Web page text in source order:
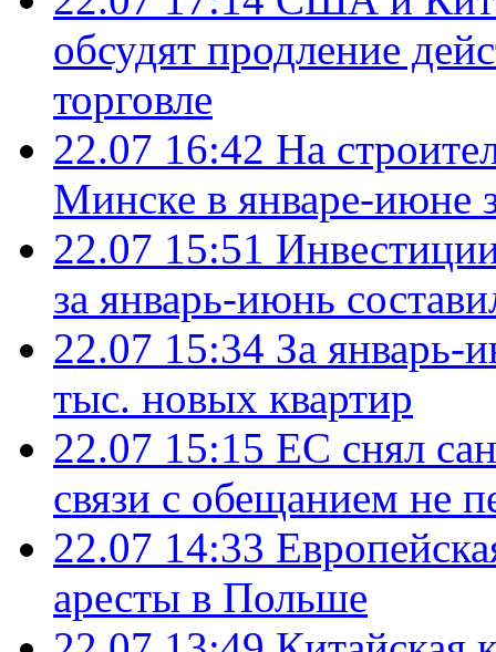
обсудят продление
торговле
22.07 16:42 На
Минске в январе-июне
22.07 15:51
за январь-июнь
22.07 15:34 За январь-
тыс. новых квартир
22.07 15:15 ЕС снял
связи с обещанием не
22.07 14:33
аресты в Польше